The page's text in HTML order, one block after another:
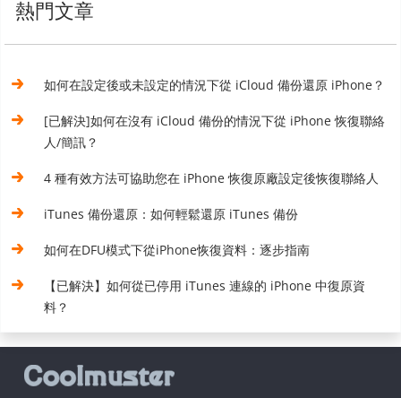
熱門文章
如何在設定後或未設定的情況下從 iCloud 備份還原 iPhone？
[已解決]如何在沒有 iCloud 備份的情況下從 iPhone 恢復聯絡
人/簡訊？
4 種有效方法可協助您在 iPhone 恢復原廠設定後恢復聯絡人
iTunes 備份還原：如何輕鬆還原 iTunes 備份
如何在DFU模式下從iPhone恢復資料：逐步指南
【已解決】如何從已停用 iTunes 連線的 iPhone 中復原資
料？